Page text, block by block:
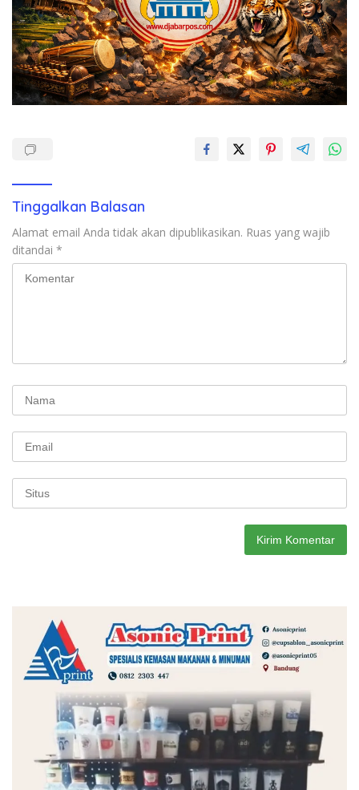
Tinggalkan Balasan
Alamat email Anda tidak akan dipublikasikan. Ruas yang wajib
ditandai *